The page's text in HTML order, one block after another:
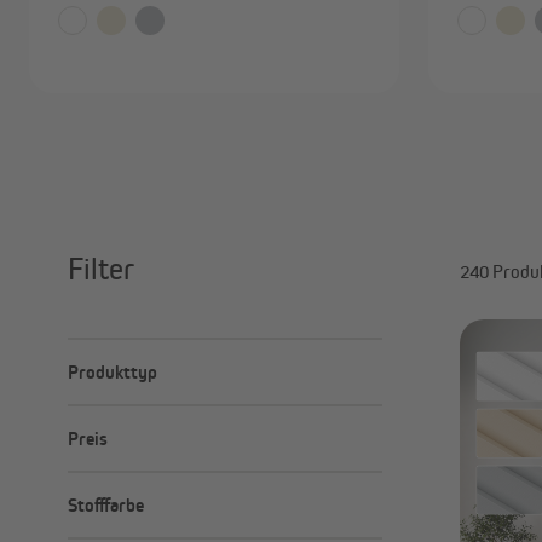
Filter
Produkttyp
Normales Plissee
Preis
Stofffarbe
240